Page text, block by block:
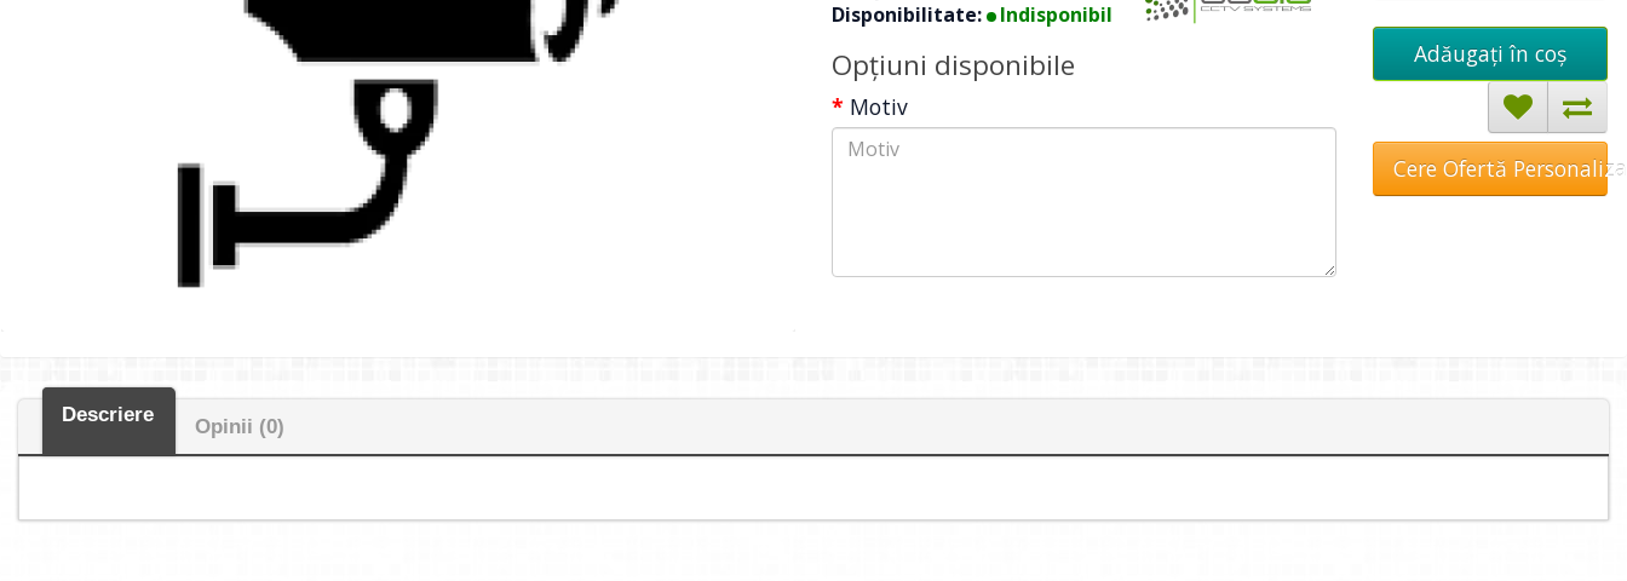
Disponibilitate:
Indisponibil
Opţiuni disponibile
Motiv
Adăugați în coş
Cere Ofertă
Descriere
Opinii (0)